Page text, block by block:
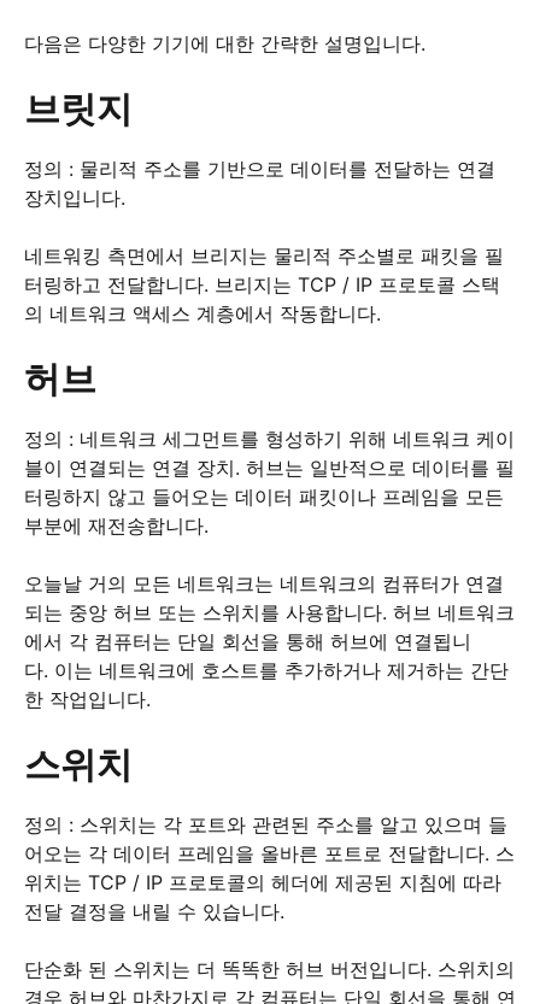
다음은 다양한 기기에 대한 간략한 설명입니다.
브릿지
정의 : 물리적 주소를 기반으로 데이터를 전달하는 연결
장치입니다.
네트워킹 측면에서 브리지는 물리적 주소별로 패킷을 필
터링하고 전달합니다. 브리지는 TCP / IP 프로토콜 스택
의 네트워크 액세스 계층에서 작동합니다.
허브
정의 : 네트워크 세그먼트를 형성하기 위해 네트워크 케이
블이 연결되는 연결 장치. 허브는 일반적으로 데이터를 필
터링하지 않고 들어오는 데이터 패킷이나 프레임을 모든
부분에 재전송합니다.
오늘날 거의 모든 네트워크는 네트워크의 컴퓨터가 연결
되는 중앙 허브 또는 스위치를 사용합니다. 허브 네트워크
에서 각 컴퓨터는 단일 회선을 통해 허브에 연결됩니
다. 이는 네트워크에 호스트를 추가하거나 제거하는 간단
한 작업입니다.
스위치
정의 : 스위치는 각 포트와 관련된 주소를 알고 있으며 들
어오는 각 데이터 프레임을 올바른 포트로 전달합니다. 스
위치는 TCP / IP 프로토콜의 헤더에 제공된 지침에 따라
전달 결정을 내릴 수 있습니다.
단순화 된 스위치는 더 똑똑한 허브 버전입니다. 스위치의
경우 허브와 마찬가지로 각 컴퓨터는 단일 회선을 통해 연